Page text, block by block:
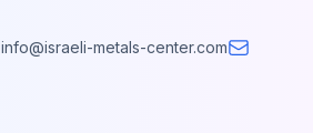
info@israeli-metals-center.com